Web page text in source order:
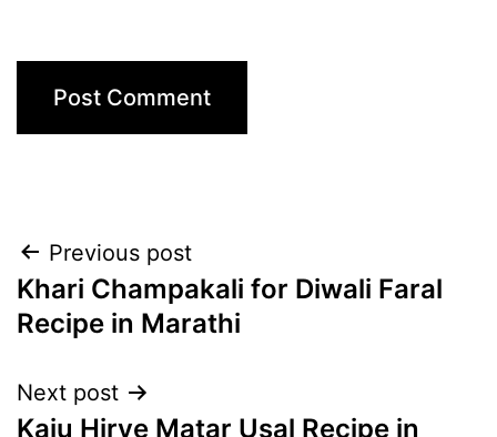
Post
navigation
Previous post
Khari Champakali for Diwali Faral
Recipe in Marathi
Next post
Kaju Hirve Matar Usal Recipe in